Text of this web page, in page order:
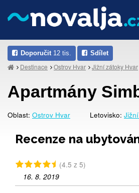
Doporučit 12 tis. Sdílet
Destinace Ostrov Hvar Jižní zátoky Hvar
Apartmány
Oblast: Ostrov Hvar Letovisko:
Recenze na
(4.5 z 5)
16. 8. 2019